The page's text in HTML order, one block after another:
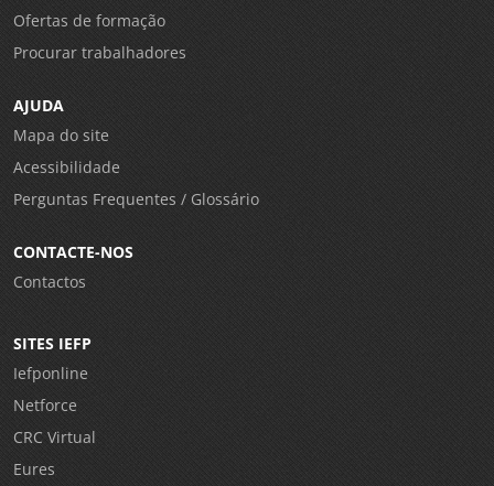
Ofertas de formação
Procurar trabalhadores
AJUDA
Mapa do site
Acessibilidade
Perguntas Frequentes / Glossário
CONTACTE-NOS
Contactos
SITES IEFP
Iefponline
Netforce
CRC Virtual
Eures